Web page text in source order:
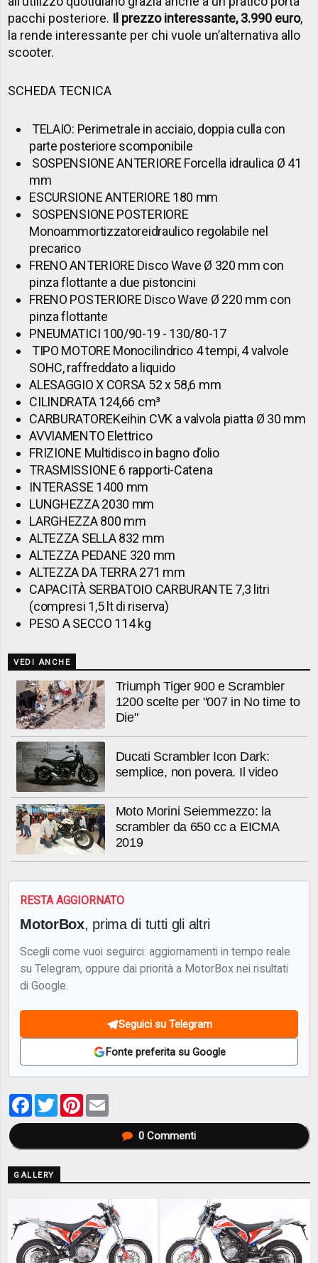
pacchi posteriore. Il prezzo interessante, 3.990 euro,
la rende interessante per chi vuole un’alternativa allo
scooter.
SCHEDA TECNICA
TELAIO: Perimetrale in acciaio, doppia culla con
parte posteriore scomponibile
SOSPENSIONE ANTERIORE Forcella idraulica Ø 41
mm
ESCURSIONE ANTERIORE 180 mm
SOSPENSIONE POSTERIORE
Monoammortizzatoreidraulico regolabile nel
precarico
FRENO ANTERIORE Disco Wave Ø 320 mm con
pinzaflottante a due pistoncini
FRENO POSTERIORE Disco Wave Ø 220 mm con
pinza flottante
PNEUMATICI 100/90-19 - 130/80-17
TIPO MOTORE Monocilindrico 4 tempi, 4 valvole
SOHC, raffreddato a liquido
ALESAGGIO X CORSA 52 x 58,6 mm
CILINDRATA 124,66 cm³
CARBURATOREKeihin CVK a valvola piatta Ø 30 mm
AVVIAMENTO Elettrico
FRIZIONE Multidisco in bagno d’olio
TRASMISSIONE 6 rapporti-Catena
INTERASSE 1400 mm
LUNGHEZZA 2030 mm
LARGHEZZA 800 mm
ALTEZZA SELLA 832 mm
ALTEZZA PEDANE 320 mm
ALTEZZA DA TERRA 271 mm
CAPACITÀ SERBATOIO CARBURANTE 7,3 litri
(compresi 1,5 lt di riserva)
PESO A SECCO 114 kg
VEDI ANCHE
Triumph Tiger 900 e Scrambler
1200 scelte per "007 in No time to
Die"
Ducati Scrambler Icon Dark:
semplice, non povera. Il video
Moto Morini Seiemmezzo: la
scrambler da 650 cc a EICMA
2019
RESTA AGGIORNATO
MotorBox, prima di tutti gli altri
Scegli come vuoi seguirci: aggiornamenti in tempo reale
su Telegram, oppure dai priorità a MotorBox nei risultati
di Google.
Seguici su Telegram
Fonte preferita su Google
Facebook
TwitterPinterest
0Commenti
GALLERY